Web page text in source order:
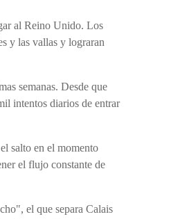
al Reino Unido. Los
y las vallas y lograran
semanas. Desde que
intentos diarios de entrar
salto en el momento
el flujo constante de
el que separa Calais